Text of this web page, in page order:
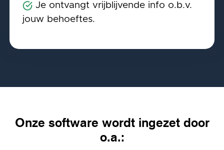
Je ontvangt vrijblijvende info o.b.v.
jouw behoeftes.
Onze software wordt ingezet door
o.a.: